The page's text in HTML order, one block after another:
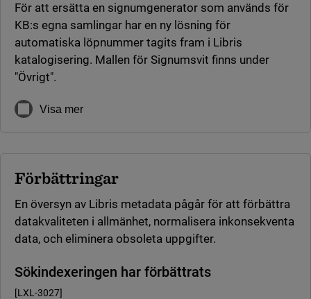
För att ersätta en signumgenerator som används för
KB:s egna samlingar har en ny lösning för
automatiska löpnummer tagits fram i Libris
katalogisering. Mallen för Signumsvit finns under
"Övrigt".
Visa mer
Förbättringar
En översyn av Libris metadata pågår för att förbättra
datakvaliteten i allmänhet, normalisera inkonsekventa
data, och eliminera obsoleta uppgifter.
Sökindexeringen har förbättrats
[LXL-3027]